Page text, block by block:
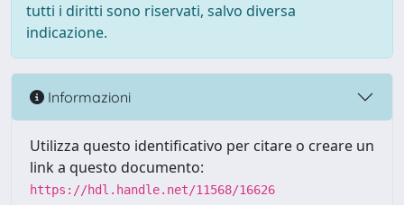
tutti i diritti sono riservati, salvo diversa
indicazione.
Informazioni
Utilizza questo identificativo per citare o creare un
link a questo documento:
https://hdl.handle.net/11568/16626